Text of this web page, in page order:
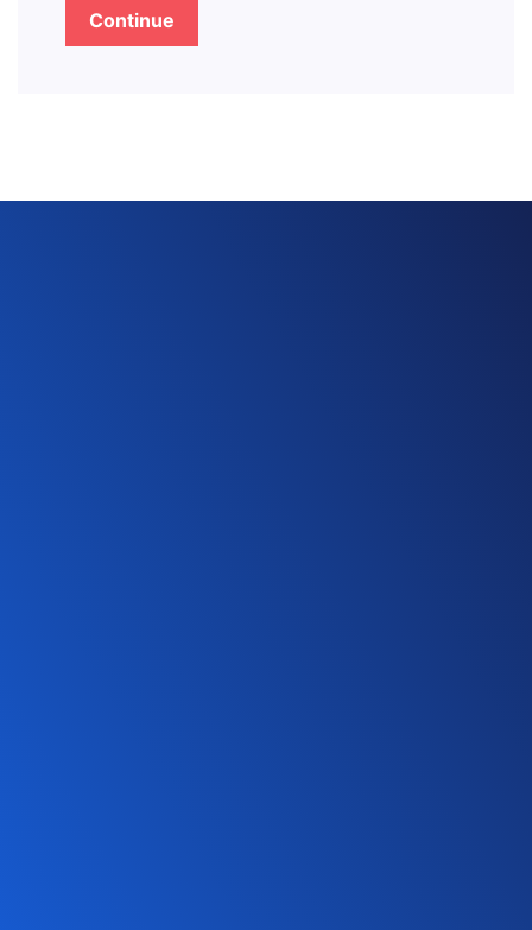
Continue